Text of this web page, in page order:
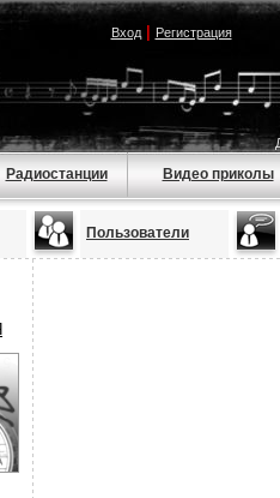
Вход| Регистрация
Радиостанции Видео приколы
Пользователи